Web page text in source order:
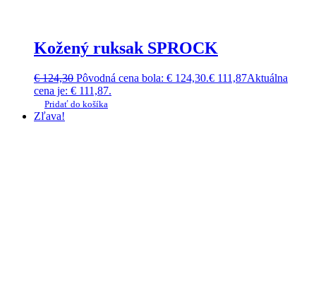
Kožený ruksak SPROCK
€124,30 Pôvodná cena bola: € 124,30.€ 111,87Aktuálna
cena je: € 111,87.
Pridať do košíka
Zľava!